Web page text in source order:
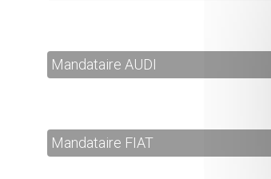
Mandataire AUDI
Mandataire FIAT